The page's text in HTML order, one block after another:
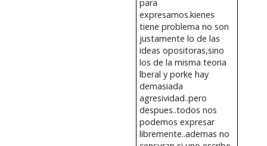
para
expresarnos.kienes
tiene problema no son
justamente lo de las
ideas opositoras,sino
los de la misma teoria
lberal y porke hay
demasiada
agresividad..pero
despues..todos nos
podemos expresar
libremente..ademas no